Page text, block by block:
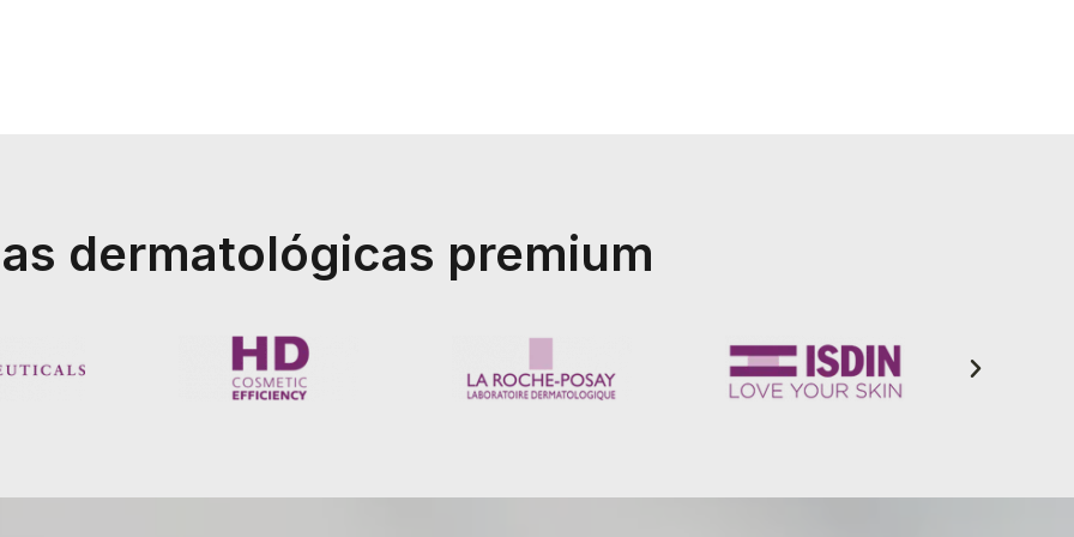
dermatológicas premium